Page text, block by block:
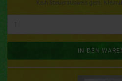
IN DEN